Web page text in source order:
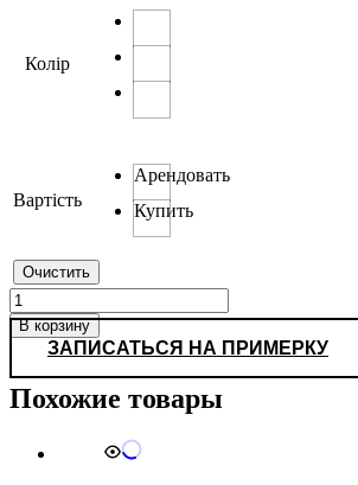
Колір
Вартість
Арендовать
Купить
Очистить
Количество
товара
Rosali
Цвета:
белый,
В корзину
ЗАПИСАТЬСЯ НА ПРИМЕРКУ
Похожие товары